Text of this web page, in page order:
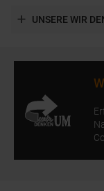
UNSERE WIR